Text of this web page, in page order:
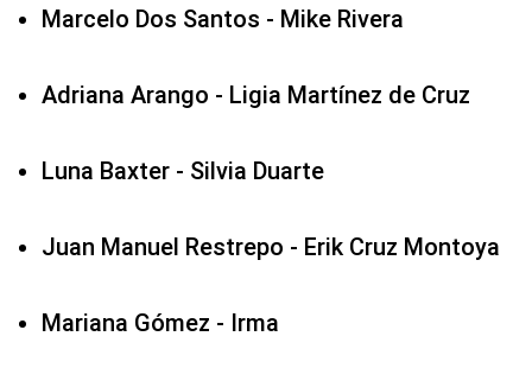
Marcelo Dos Santos - Mike Rivera
Adriana Arango - Ligia Martínez de Cruz
Luna Baxter - Silvia Duarte
Juan Manuel Restrepo - Erik Cruz Montoya
Mariana Gómez - Irma